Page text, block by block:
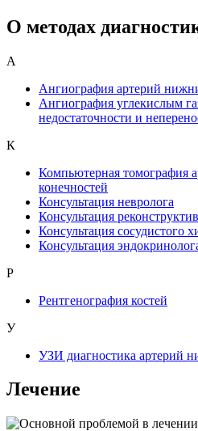
О методах
А
Ангиография артерий
Ангиография углекислым
недостаточности и
К
Компьютерная томография
конечностей
Консультация невролога
Консультация
Консультация сосудистого
Консультация
Р
Рентгенография костей
У
УЗИ диагностика артерий
Лечение